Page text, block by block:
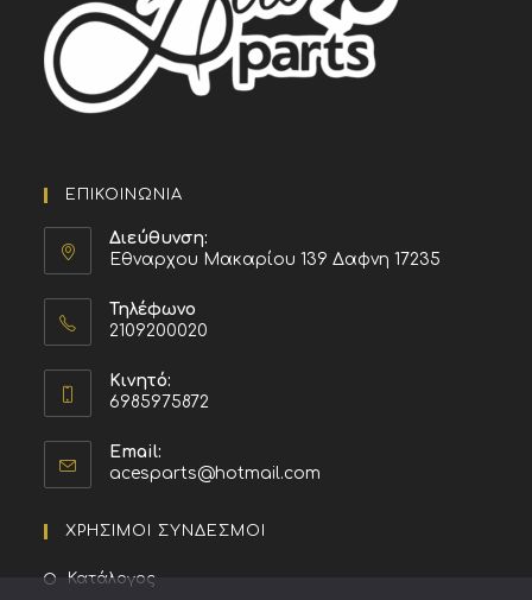
ΕΠΙΚΟΙΝΩΝΙΑ
Διεύθυνση:
Εθναρχου Μακαρίου 139 Δαφνη 17235
Τηλέφωνο
2109200020
Κινητό:
6985975872
Email:
acesparts@hotmail.com
ΧΡΗΣΙΜΟΙ ΣΥΝΔΕΣΜΟΙ
Κατάλογος